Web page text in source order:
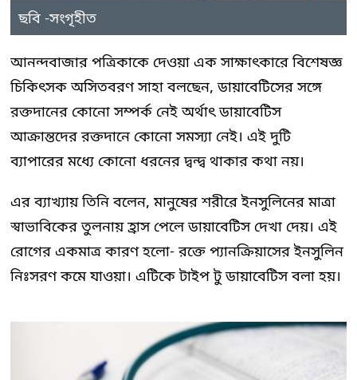
ছবি -সংগৃহীত
আনন্দবাজার পত্রিকাকে দেওয়া এক সাক্ষাৎকারে বিশেষজ্ঞ
চিকিৎসক অসিতবরণ সাহা বলছেন, ডায়াবেটিসের সঙ্গে
রক্তদানের কোনো সম্পর্ক নেই অর্থাৎ ডায়াবেটিস
আক্রান্তদের রক্তদানে কোনো সমস্যা নেই। এই দুটি
ব্যাপারের মধ্যে কোনো ধরনের দ্বন্দ্ব থাকার কথা নয়।
এর ব্যাখ্যায় তিনি বলেন, মানুষের শরীরে ইনসুলিনের মাত্রা
স্বাভাবিকের তুলনায় হ্রাস পেলে ডায়াবেটিস দেখা দেয়। এই
রোগের একমাত্র কারণ হলো- রক্তে প্যানক্রিয়াসের ইনসুলিন
নিঃসরণ কমে যাওয়া। এটিকে টাইপ টু ডায়াবেটিস বলা হয়।